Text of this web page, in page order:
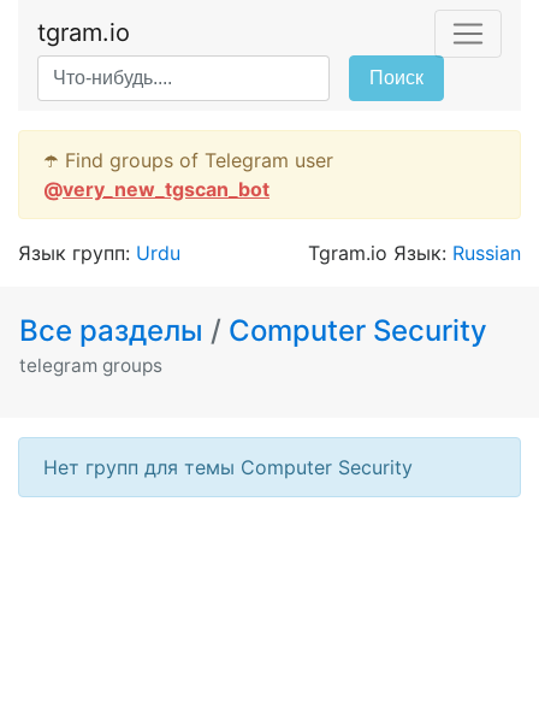
tgram.io
Поиск
☂️ Find groups of Telegram user
@very_new_tgscan_bot
Язык групп: Urdu Tgram.io Язык: Russian
Все разделы / Computer Security
telegram groups
Нет групп для темы Computer Security